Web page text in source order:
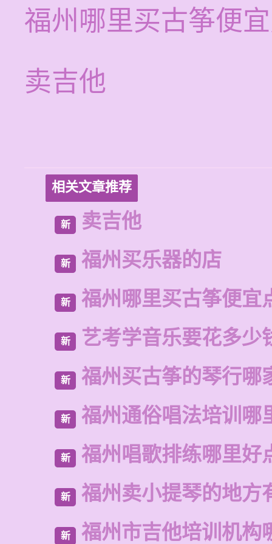
福州哪里买古筝便
卖吉他
相关文章推荐
新 卖吉他
新 福州买乐器的店
新 福州哪里买古筝便宜
新 艺考学音乐要花多少
新 福州买古筝的琴行哪
新 福州通俗唱法培训哪
新 福州唱歌排练哪里好
新 福州卖小提琴的地方
新 福州市吉他培训机构